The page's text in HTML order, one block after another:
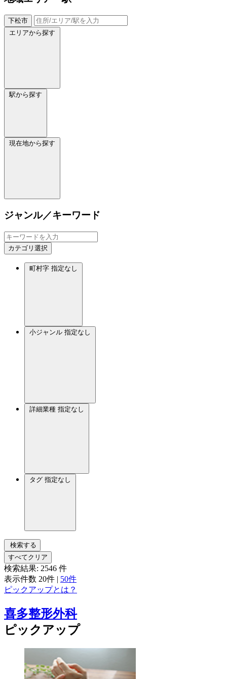
下松市
エリアから探す
駅から探す
現在地から探す
ジャンル／キーワード
カテゴリ選択
町村字 指定なし
小ジャンル 指定なし
詳細業種 指定なし
タグ 指定なし
検索する
すべてクリア
検索結果: 2546 件
表示件数 20件 | 50件
ピックアップとは？
喜多整形外科
ピックアップ